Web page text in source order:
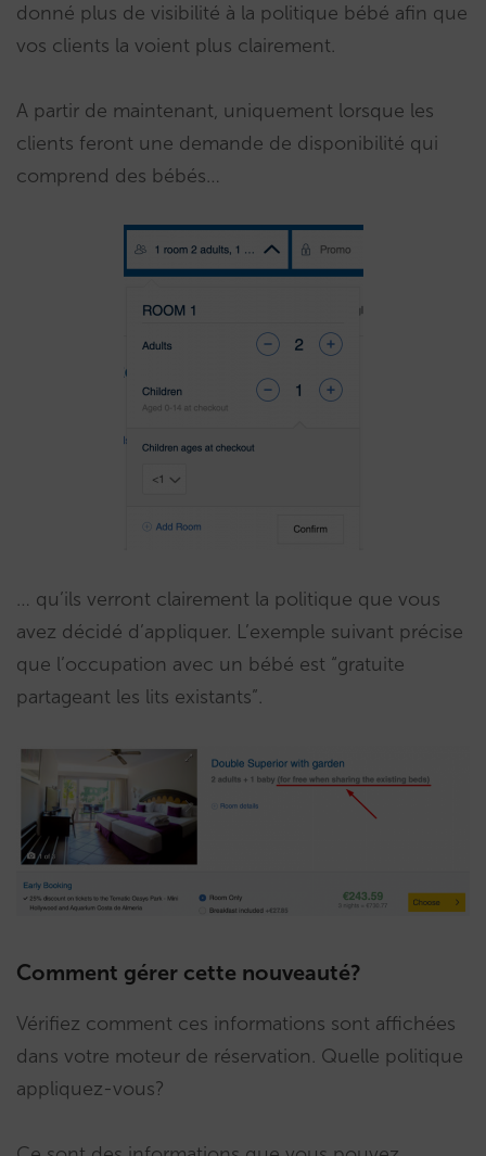
donné plus de visibilité à la politique bébé afin que
vos clients la voient plus clairement.
A partir de maintenant, uniquement lorsque les
clients feront une demande de disponibilité qui
comprend des bébés…
… qu’ils verront clairement la politique que vous
avez décidé d’appliquer. L’exemple suivant précise
que l’occupation avec un bébé est “gratuite
partageant les lits existants”.
Comment gérer cette nouveauté?
Vérifiez comment ces informations sont affichées
dans votre moteur de réservation. Quelle politique
appliquez-vous?